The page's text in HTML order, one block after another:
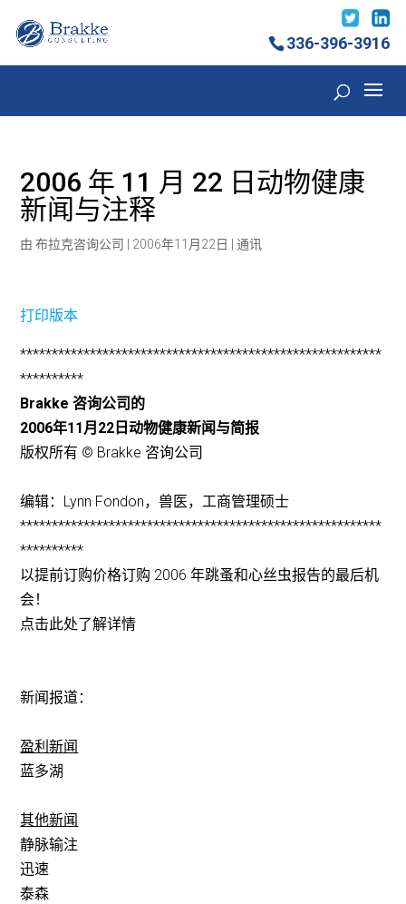
336-396-3916
2006 年 11 月 22 日动物健康
新闻与注释
由布拉克咨询公司 2006年11月22日 |通讯
打印版本
*********************************************************
**********
Brakke 咨询公司的
2006年11月22日动物健康新闻与简报
版权所有 © Brakke 咨询公司
编辑：Lynn Fondon，兽医，工商管理硕士
*********************************************************
**********
以提前订购价格订购 2006 年跳蚤和心丝虫报告的最后机
会！
点击此处了解详情
新闻报道：
盈利新闻
蓝多湖
其他新闻
静脉输注
迅速
泰森